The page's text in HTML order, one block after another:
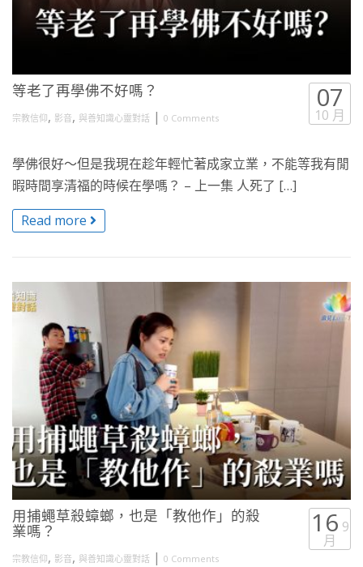
等老了再學佛不好嗎？
宗教信仰, 影音, 與善知識心靈對話 | 0 Comments
07
10 月
學佛很好～但是我現在趁年輕忙著成家立業，不能等我有閒
暇時間享清福的時候在學嗎？ – 上一集 人死了 […]
Read more
用捕蠅草殺蟑螂，也是「教他作」的殺
業嗎？
宗教信仰, 影音, 與善知識心靈對話 | 0 Comments
16 9
月